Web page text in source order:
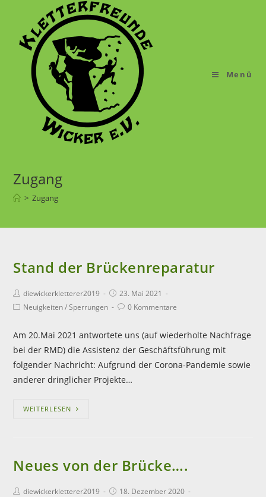
Menü
Zugang
> Zugang
Stand der Brückenreparatur
diewickerkletterer2019
23. Mai 2021
Neuigkeiten/Sperrungen 0 Kommentare
Am 20.Mai 2021 antwortete uns (auf wiederholte Nachfrage
bei der RMD) die Assistenz der Geschäftsführung mit
folgender Nachricht: Aufgrund der Corona-Pandemie sowie
anderer dringlicher Projekte…
WEITERLESEN
Neues von der Brücke….
diewickerkletterer2019
18. Dezember 2020